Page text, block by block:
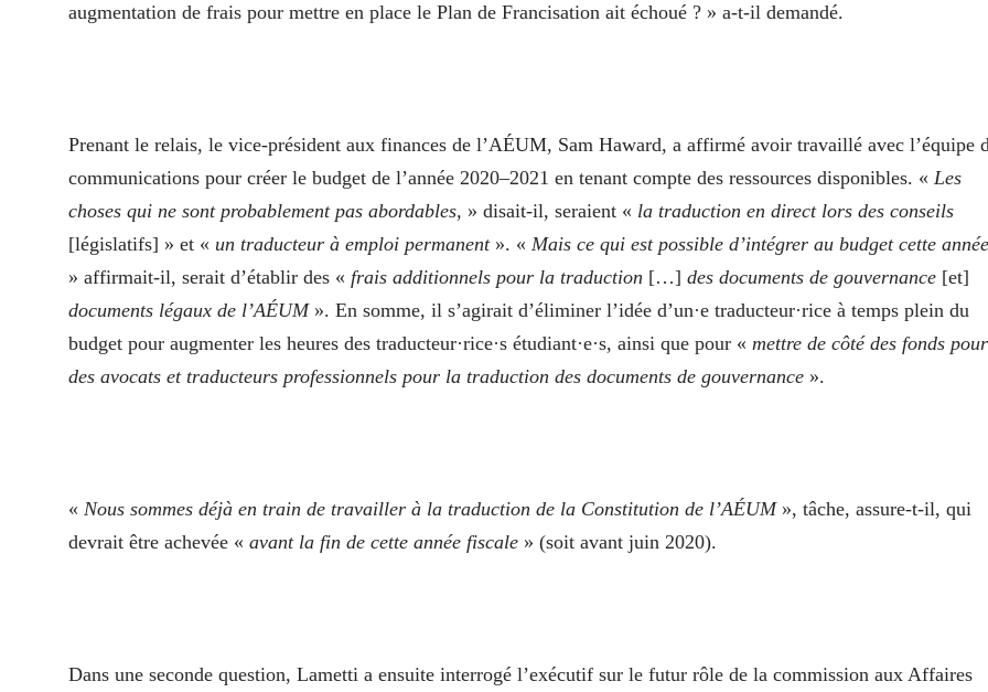
augmentation de frais pour mettre en place le Plan de Francisation ait échoué ? » a‑t-il demandé.
Prenant le relais, le vice-président aux finances de l’AÉUM, Sam Haward, a affirmé avoir travaillé avec l’équipe
communications pour créer le budget de l’année 2020–2021 en tenant compte des ressources disponibles. « Les
choses qui ne sont probablement pas abordables, » disait-il, seraient « la traduction en direct lors des conseils
[législatifs] » et « un traducteur à emploi permanent». « Mais ce qui est possible d’intégrer au budget cette année
» affirmait-il, serait d’établir des « frais additionnels pour la traduction […] des documents de gouvernance [et]
documents légaux de l’AÉUM ». En somme, il s’agirait d’éliminer l’idée d’un·e traducteur·rice à temps plein du
budget pour augmenter les heures des traducteur·rice·s étudiant·e·s, ainsi que pour « mettre de côté des fonds pour
des avocats et traducteurs professionnels pour la traduction des documents de gouvernance ».
« Nous sommes déjà en train de travailler à la traduction de la Constitution de l’AÉUM», tâche, assure-t-il, qui
devrait être achevée « avant la fin de cette année fiscale » (soit avant juin 2020).
Dans une seconde question, Lametti a ensuite interrogé l’exécutif sur le futur rôle de la commission aux Affaires